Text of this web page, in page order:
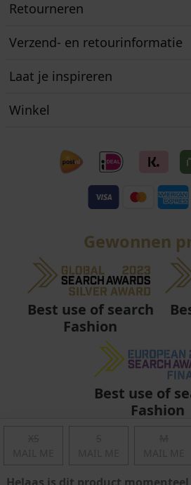
Retourneren
Verzend- en retourinformatie
Laat je inspireren
Winkel
Gewonnen
Best use of search
Fashion
Best use of
Fashion